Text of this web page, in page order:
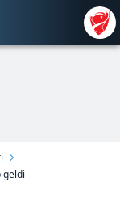
geldi